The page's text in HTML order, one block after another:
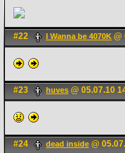
#22 I Wanna be 4070K @
#23 huves @ 05.07.10
#24 dead inside @